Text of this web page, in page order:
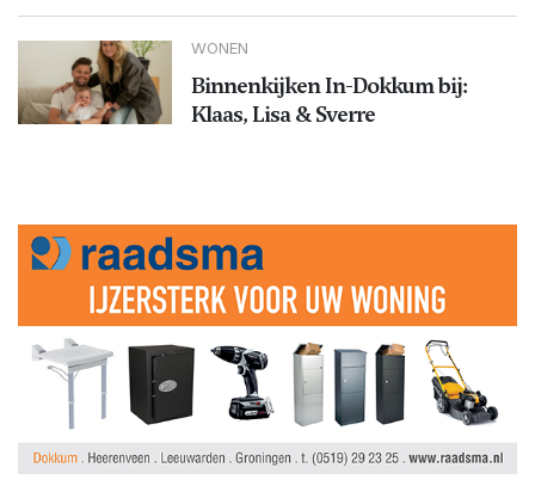
WONEN
Binnenkijken In-Dokkum bij:
Klaas, Lisa & Sverre